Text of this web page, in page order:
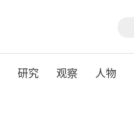
研究 观察 人物